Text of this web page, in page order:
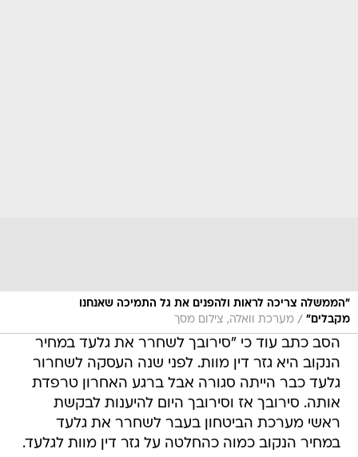
"הממשלה צריכה לראות ולהפנים את גל התמיכה שאנחנו
מקבלים" / מערכת וואלה, צילום מסך
הסב כתב עוד כי "סירובך לשחרר את גלעד במחיר
הנקוב היא גזר דין מוות. לפני שנה העסקה לשחרור
גלעד כבר הייתה סגורה אבל ברגע האחרון טרפדת
אותה. סירובך אז וסירובך היום להיענות לבקשת
ראשי מערכת הביטחון בעבר לשחרר את גלעד
במחיר הנקוב כמוה כהחלטה על גזר דין מוות לגלעד.